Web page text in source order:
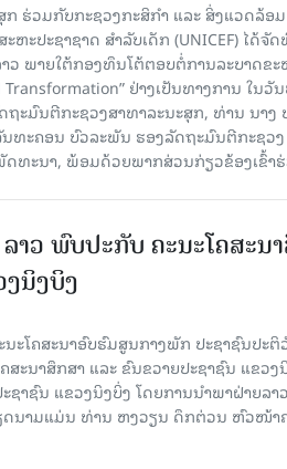
ກ ຮ່ວມກັບກະຊວງກະສິກຳ ແລະ ສິ່ງແວດລ້ອ
ະຫະປະຊາຊາດ ສໍາລັບເດັກ (UNICEF) ໄດ້
ພາຍໃຕ້ກອງທຶນໂຕ້ຕອບຕໍ່ການລະບາດຂະ
Transformation” ຢ່າງເປັນທາງການ
ະມົນຕີກະຊວງສາທາລະນະສຸກ, ທ່ານ ນາ
ະຄອນ ບົວລະພັນ ຮອງລັດຖະມົນຕີກະຊວງ
ດທະນາ, ພ້ອມດ້ວຍພາກສ່ວນກ່ຽວຂ້ອງເຂົ້າ
າວ ພົບປະກັບ ຄະນະໂຄສະນ
ນິງບິງ
ະໂຄສະນາອົບຮົມສູນກາງພັກ ປະຊາຊົນປະ
ສະນາສຶກສາ ແລະ ຂົນຂວາຍປະຊາຊົນ ແຂ
ຊາຊົນ ແຂວງນິງບິ່ງ ໂດຍການນຳພາຝ່າຍ
າມແມ່ນ ທ່ານ ຫງວຽນ ດຶກຕ່ວນ ຫົວໜ້າຄ